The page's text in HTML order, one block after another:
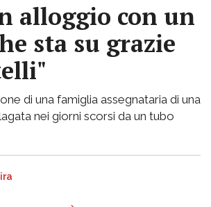
alloggio con un
sta su grazie
di una famiglia assegnataria di una
nei giorni scorsi da un tubo